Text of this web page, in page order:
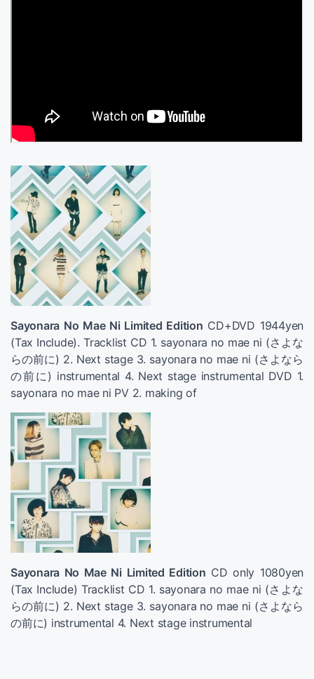
Sayonara No Mae Ni Limited Edition CD+DVD 1944yen
(Tax Include). Tracklist CD 1. sayonara no mae ni (さよな
らの前に) 2. Next stage 3. sayonara no mae ni (さよなら
の前に) instrumental 4. Next stage instrumental DVD 1.
sayonara no mae ni PV 2. making of
Sayonara No Mae Ni Limited Edition CD only 1080yen
(Tax Include) Tracklist CD 1. sayonara no mae ni (さよな
らの前に) 2. Next stage 3. sayonara no mae ni (さよなら
の前に) instrumental 4. Next stage instrumental